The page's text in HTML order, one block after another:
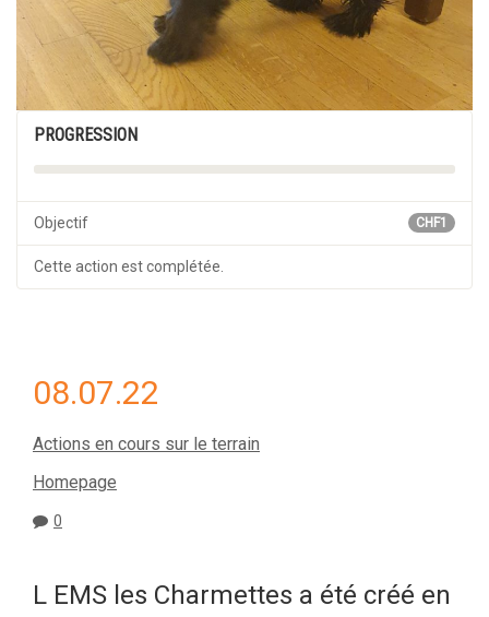
PROGRESSION
CHF1
Objectif
Cette action est complétée.
08.07.22
Actions en cours sur le terrain
Homepage
0
L EMS les Charmettes a été créé en